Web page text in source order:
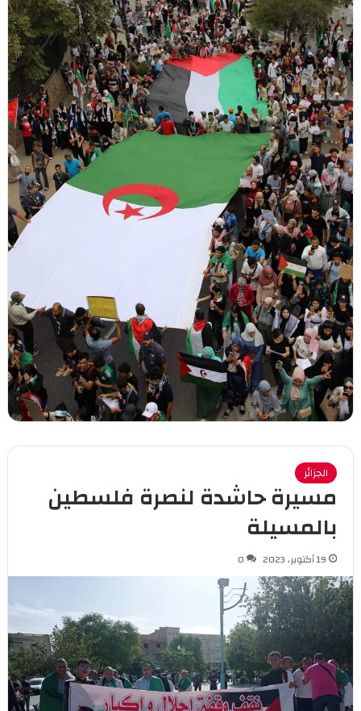
الجزائر
مسيرة حاشدة لنصرة فلسطين
بالمسيلة
19 أكتوبر، 2023 0